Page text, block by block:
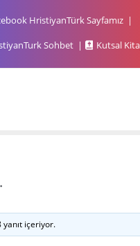
HristiyanTürk Sayfamız
Sohbet
Kutsal
yanıt içeriyor.